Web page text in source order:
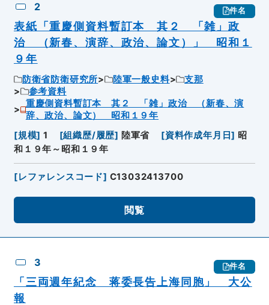
2 件名
表紙「重慶側資料暫訂本 其２ 「雑」政
治 （新春、演辞、政治、論文）」 昭和１
９年
防衛省防衛研究所 陸軍一般史料
支那
参考資料
重慶側資料暫訂本 其２ 「雑」政治 （新春、演
辞、政治、論文） 昭和１９年
[規模] 1 [組織歴/履歴] 陸軍省 [資料作成年月日] 昭
和１９年～昭和１９年
[レファレンスコード] C13032413700
閲覧
3 件名
「三両週年紀念 蒋委長告上海同胞」 大公
報